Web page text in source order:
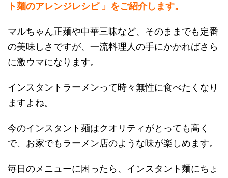
ト麺のアレンジレシピ 」をご紹介します。
マルちゃん正麺や中華三昧など、そのままでも定番
の美味しさですが、一流料理人の手にかかればさら
に激ウマになります。
インスタントラーメンって時々無性に食べたくなり
ますよね。
今のインスタント麺はクオリティがとっても高く
で、お家でもラーメン店のような味が楽しめます。
毎日のメニューに困ったら、インスタント麺にちょ